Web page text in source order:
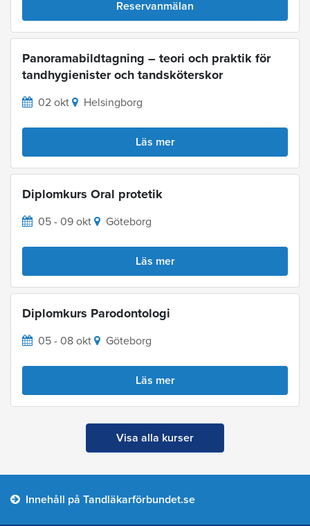
Reservanmälan
Panoramabildtagning – teori och praktik för
tandhygienister och tandsköterskor
02 okt Helsingborg
Läs mer
Diplomkurs Oral protetik
05 - 09 okt Göteborg
Läs mer
Diplomkurs Parodontologi
05 - 08 okt Göteborg
Läs mer
Visa alla kurser
Innehåll på Tandläkarförbundet.se